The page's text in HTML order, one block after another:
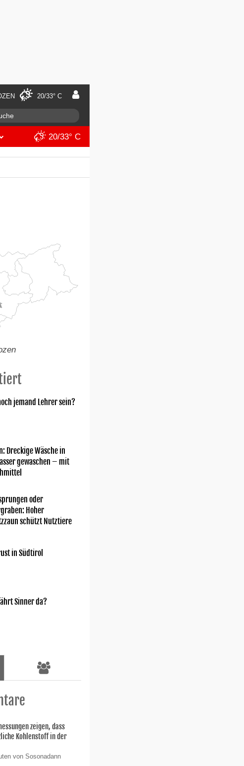
20/33° C
20/33° C
jemand Lehrer sein?
Dreckige Wäsche in
gewaschen – mit
oder
Hoher
schützt Nutztiere
in Südtirol
Sinner da?
zeigen, dass
Kohlenstoff in der
von Sosonadann